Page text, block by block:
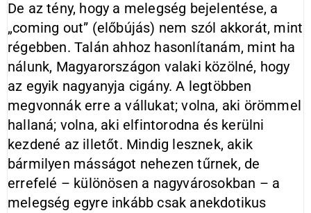
De az tény, hogy a melegség bejelentése, a
„coming out” (előbújás) nem szól akkorát, mint
régebben. Talán ahhoz hasonlítanám, mint ha
nálunk, Magyarországon valaki közölné, hogy
az egyik nagyanyja cigány. A legtöbben
megvonnák erre a vállukat; volna, aki örömmel
hallaná; volna, aki elfintorodna és kerülni
kezdené az illetőt. Mindig lesznek, akik
bármilyen másságot nehezen tűrnek, de
errefelé – különösen a nagyvárosokban – a
melegség egyre inkább csak anekdotikus